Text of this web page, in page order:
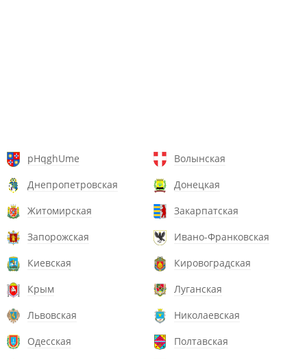
pHqghUme
Волынская
Днепропетровская
Донецкая
Житомирская
Закарпатская
Запорожская
Ивано-Франковская
Киевская
Кировоградская
Крым
Луганская
Львовская
Николаевская
Одесская
Полтавская